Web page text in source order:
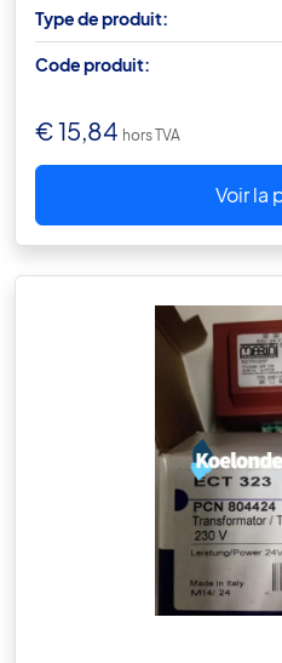
Type de produit:
Code produit:
€15,84 hors TVA
Voir la